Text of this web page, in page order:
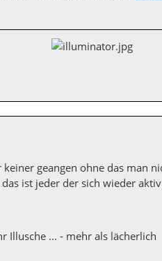
geangen ohne das man
ist jeder der sich wieder
Illusche ... - mehr als lächerlich